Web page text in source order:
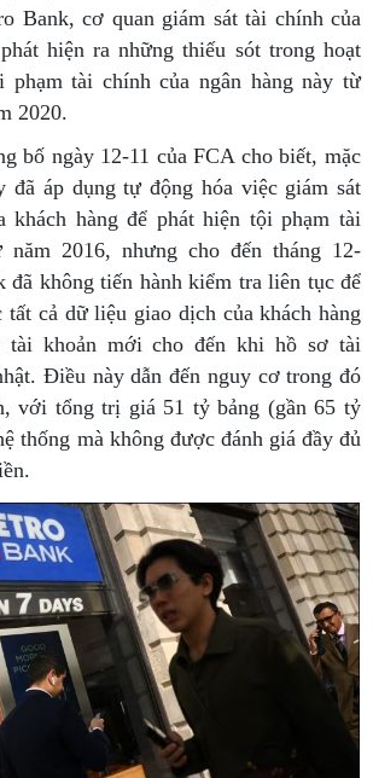
Bank, cơ quan giám sát tài chính của
hiện ra những thiếu sót trong hoạt
phạm tài chính của ngân hàng này từ
2020.
bố ngày 12-11 của FCA cho biết, mặc
đã áp dụng tự động hóa việc giám sát
khách hàng để phát hiện tội phạm tài
2016, nhưng cho đến tháng 12-
đã không tiến hành kiểm tra liên tục để
tất cả dữ liệu giao dịch của khách hàng
khoản mới cho đến khi hồ sơ tài
Điều này dẫn đến nguy cơ trong đó
với tổng trị giá 51 tỷ bảng (gần 65 tỷ
thống mà không được đánh giá đầy đủ